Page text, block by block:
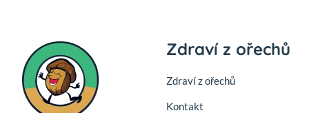
Zdraví z ořechů
Zdraví z ořechů
Kontakt